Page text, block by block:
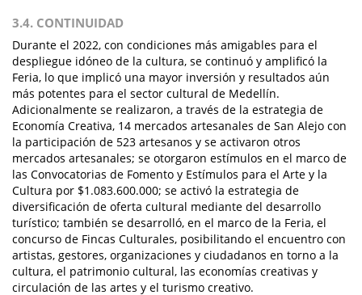
3.4. CONTINUIDAD
Durante el 2022, con condiciones más amigables para el
despliegue idóneo de la cultura, se continuó y amplificó la
Feria, lo que implicó una mayor inversión y resultados aún
más potentes para el sector cultural de Medellín.
Adicionalmente se realizaron, a través de la estrategia de
Economía Creativa, 14 mercados artesanales de San Alejo con
la participación de 523 artesanos y se activaron otros
mercados artesanales; se otorgaron estímulos en el marco de
las Convocatorias de Fomento y Estímulos para el Arte y la
Cultura por $1.083.600.000; se activó la estrategia de
diversificación de oferta cultural mediante del desarrollo
turístico; también se desarrolló, en el marco de la Feria, el
concurso de Fincas Culturales, posibilitando el encuentro con
artistas, gestores, organizaciones y ciudadanos en torno a la
cultura, el patrimonio cultural, las economías creativas y
circulación de las artes y el turismo creativo.